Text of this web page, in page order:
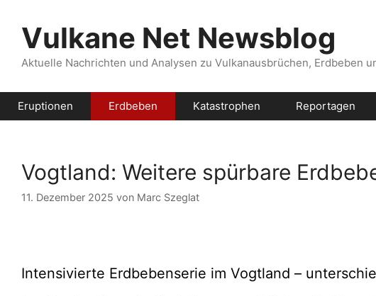
Inhalt
springenVulkane Net Newsblog
Aktuelle Nachrichten und Analysen zu Vulkanausbrüchen, Erdbeben
Eruptionen Erdbeben Katastrophen Reportagen
Vogtland: Weitere spürbare
11. Dezember 2025 von Marc Szeglat
Intensivierte Erdbebenserie im Vogtland –